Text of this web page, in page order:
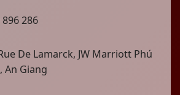
286
De Lamarck, JW Marriott Phú
An Giang